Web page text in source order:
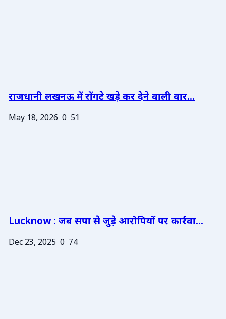
राजधानी लखनऊ में रोंगटे खड़े कर देने वाली वार...
May 18, 2026 0 51
Lucknow : जब सपा से जुड़े आरोपियों पर कार्रवा...
Dec 23, 2025 0 74